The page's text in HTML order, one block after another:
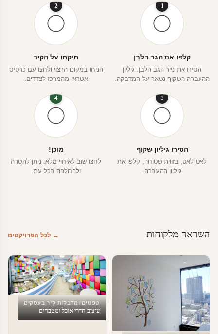
1
קלפו את הגב הלבן
הסירו את נייר הגב הלבן. גיליון
ההעברה השקוף נשאר על המדבקה.
2
מיקמו על הקיר
הניחו במקום הרצוי ולחצו עם כרטיס
אשראי מהמרכז לצדדים.
3
הסירו גיליון שקוף
לאט-לאט, בזווית שטוחה, קלפו את
גיליון ההעברה.
4
מוכן!
לחצו שוב לאיחוי מלא. ניתן להסרה
ולהחלפה בכל עת.
השראה מלקוחות → לכל הפרויקטים
טפטים ומדבקות קיר בעסקים
עיצוב חדרי אוכל ומטבחים